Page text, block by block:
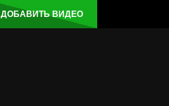
ДОБАВИТЬ ВИДЕО